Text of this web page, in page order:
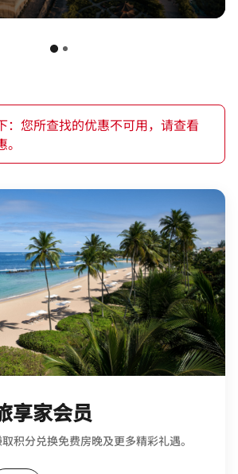
：您所查找的优惠不可用，请查看
享家会员
积分兑换免费房晚及更多精彩礼遇。